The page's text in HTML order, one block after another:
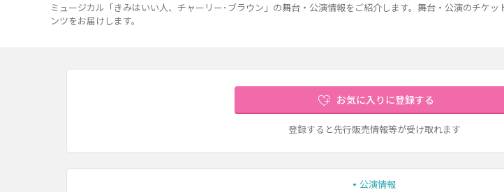
ミュージカル「きみはいい人、チャーリー･ブラウン」の舞台・公演情報をご紹介します。舞台・公演のチケ
ンツをお届けします。
お気に入りに登録する
登録すると先行販売情報等が受け取れます
公演情報